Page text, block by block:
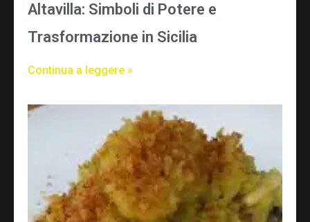
Altavilla: Simboli di Potere e
Trasformazione in Sicilia
Continua a leggere »